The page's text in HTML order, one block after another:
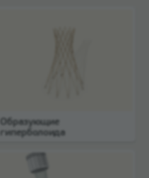
Образующие
гиперболоида